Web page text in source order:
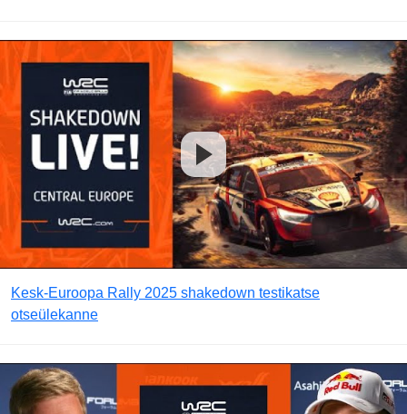
Kesk-Euroopa Rally 2025 shakedown testikatse
otseülekanne